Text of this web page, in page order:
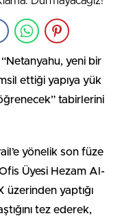
yeni bir
ettiği yapıya yük
tabirlerini
yönelik son füze
Ofis Üyesi Hezam Al-
yaptığı
tez ederek,